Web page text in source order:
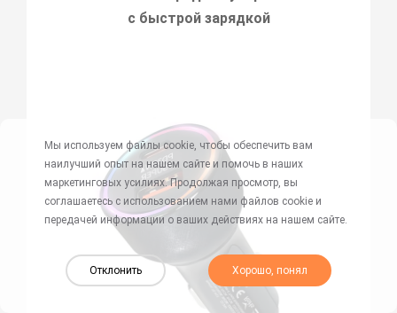
с быстрой зарядкой
Мы используем файлы cookie, чтобы обеспечить вам
наилучший опыт на нашем сайте и помочь в наших
маркетинговых усилиях. Продолжая просмотр, вы
соглашаетесь с использованием нами файлов cookie и
передачей информации о ваших действиях на нашем сайте.
Отклонить Хорошо, понял